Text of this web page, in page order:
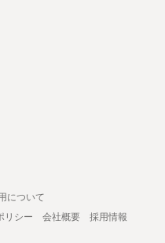
について
リシー 会社概要
採用情報